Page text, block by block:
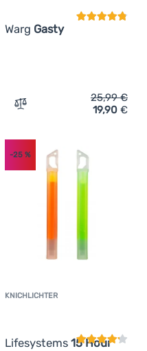
My Fire Grandpa's
Warg Gasty
Zum Vergleich 'Outdoor-
25,99€
19,90 €
KNICHLICHTER
Lifesystems 15 Hour
-25%